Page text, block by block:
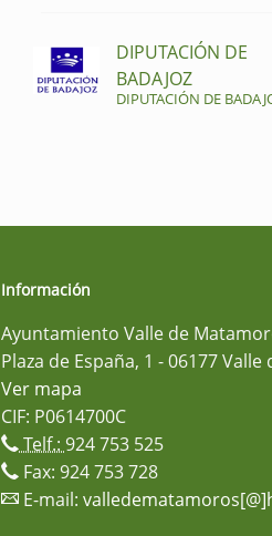
DIPUTACIÓN DE
BADAJOZ
DIPUTACIÓN DE
Información
Ayuntamiento Valle de
Plaza de España, 1 - 06177
Ver mapa
CIF: P0614700C
Telf.: 924 753 525
Fax: 924 753 728
E-mail: